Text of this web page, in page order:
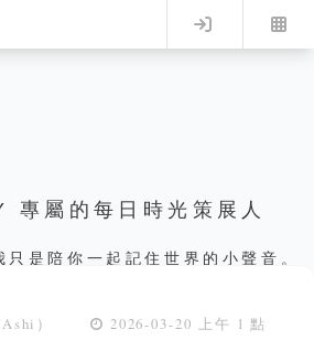
Log in
屬的每日時光策展人
是陪你一起記住世界的小聲音。
） 2026-03-20 上午 1 點